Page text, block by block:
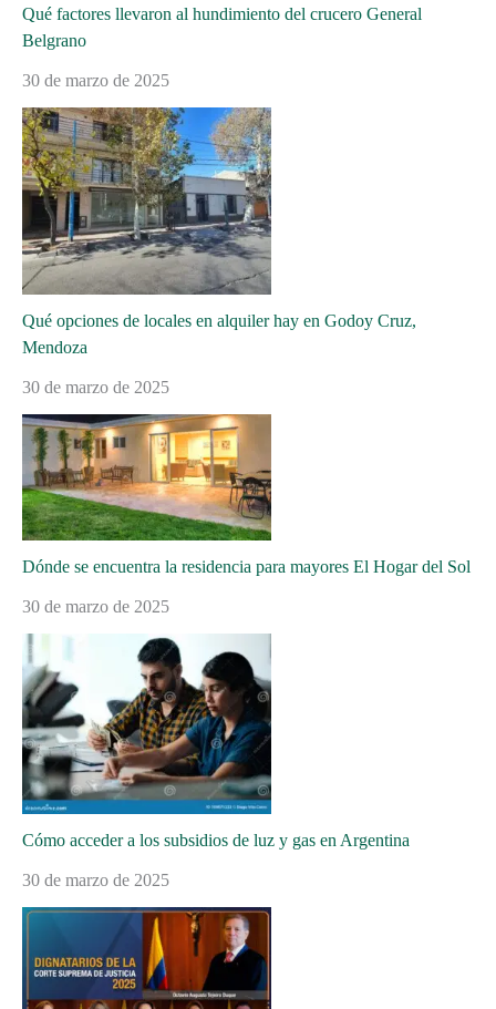
Qué factores llevaron al hundimiento del crucero General
Belgrano
30 de marzo de 2025
Qué opciones de locales en alquiler hay en Godoy Cruz,
Mendoza
30 de marzo de 2025
Dónde se encuentra la residencia para mayores El Hogar del Sol
30 de marzo de 2025
Cómo acceder a los subsidios de luz y gas en Argentina
30 de marzo de 2025